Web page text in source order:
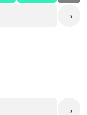
→
→